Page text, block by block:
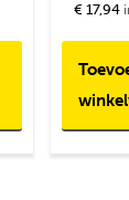
€ 17,94